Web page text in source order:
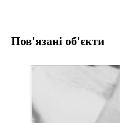
Пов'язані об'єкти